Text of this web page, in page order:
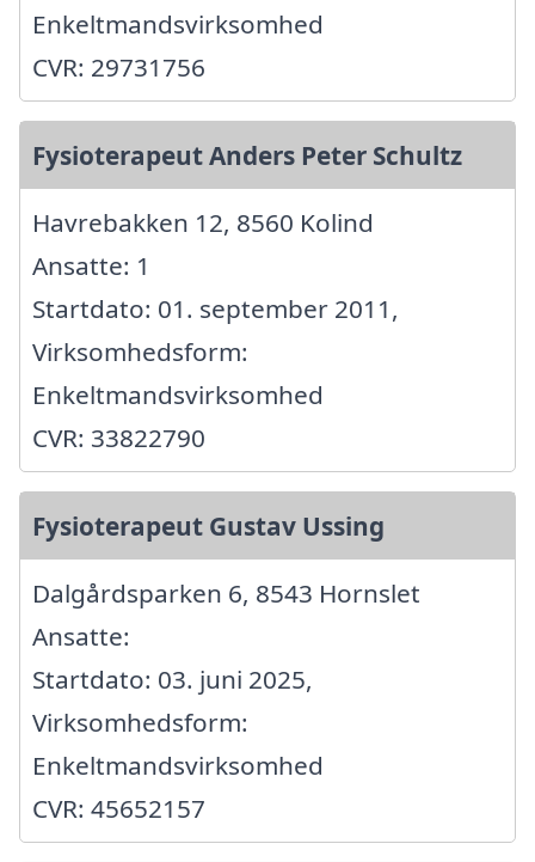
Enkeltmandsvirksomhed
CVR: 29731756
Fysioterapeut Anders Peter Schultz
Havrebakken 12, 8560 Kolind
Ansatte: 1
Startdato: 01. september 2011,
Virksomhedsform:
Enkeltmandsvirksomhed
CVR: 33822790
Fysioterapeut Gustav Ussing
Dalgårdsparken 6, 8543 Hornslet
Ansatte:
Startdato: 03. juni 2025,
Virksomhedsform:
Enkeltmandsvirksomhed
CVR: 45652157